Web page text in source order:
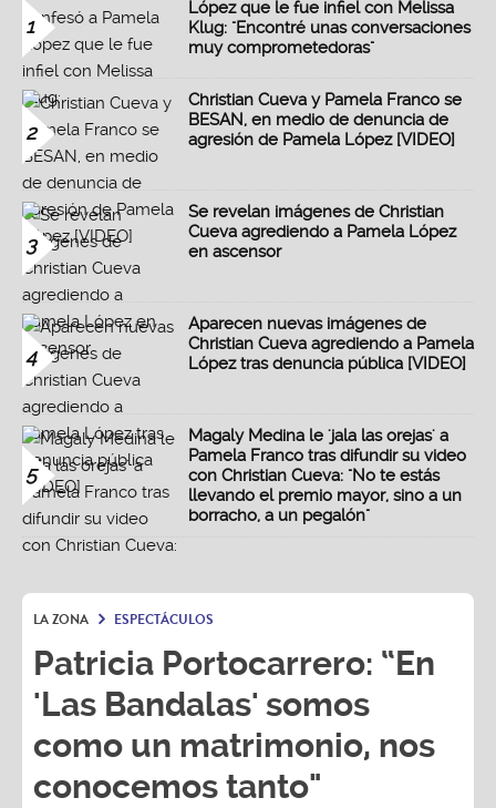
1
López que le fue infiel con Melissa
Klug: "Encontré unas conversaciones
muy comprometedoras"
2
Christian Cueva y Pamela Franco se
BESAN, en medio de denuncia de
agresión de Pamela López [VIDEO]
3
Se revelan imágenes de Christian
Cueva agrediendo a Pamela López
en ascensor
4
Aparecen nuevas imágenes de
Christian Cueva agrediendo a Pamela
López tras denuncia pública [VIDEO]
5
Magaly Medina le 'jala las orejas' a
Pamela Franco tras difundir su video
con Christian Cueva: "No te estás
llevando el premio mayor, sino a un
borracho, a un pegalón"
LA ZONA ESPECTÁCULOS
Patricia Portocarrero: “En
'Las Bandalas' somos
como un matrimonio, nos
conocemos tanto"